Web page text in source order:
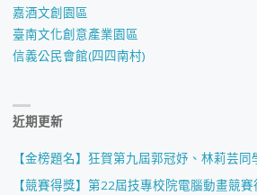
嘉酒文創園區
臺南文化創意產業園區
信義公民會館(四四南村)
近期更新
【金榜題名】狂賀第九屆郭冠妤、林莉芸
【競賽得獎】第22屆技專校院電腦動畫競